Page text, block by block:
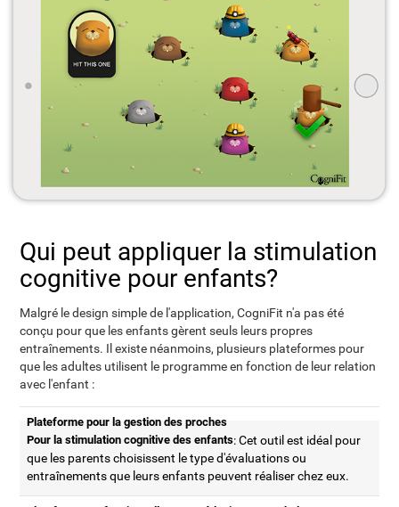
Qui peut appliquer la stimulation
cognitive pour enfants?
Malgré le design simple de l'application, CogniFit n'a pas été
conçu pour que les enfants gèrent seuls leurs propres
entraînements. Il existe néanmoins, plusieurs plateformes pour
que les adultes utilisent le programme en fonction de leur relation
avec l'enfant :
Plateforme pour la gestion des proches
Pour la stimulation cognitive des enfants: Cet outil est idéal pour
que les parents choisissent le type d'évaluations ou
entraînements que leurs enfants peuvent réaliser chez eux.